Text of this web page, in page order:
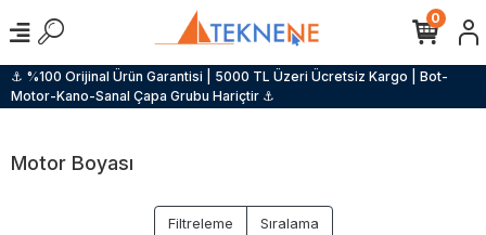
⚓ %100 Orijinal Ürün Garantisi | 5000 TL Üzeri Ücretsiz Kargo | Bot-
Motor-Kano-Sanal Çapa Grubu Hariçtir ⚓
0
Motor Boyası
Filtreleme Sıralama